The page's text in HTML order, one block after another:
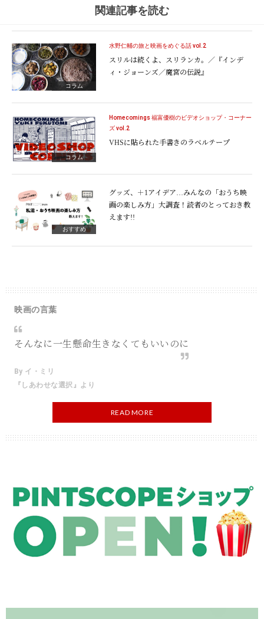
関連記事を読む
コラム
水野仁輔の旅と映画をめぐる話 vol.2
スリルは続くよ、スリランカ。／『インデ
ィ・ジョーンズ／魔宮の伝説』
コラム
Homecomings 福富優樹のビデオショップ・コーナー
ズ vol.2
VHSに貼られた手書きのラベルテープ
おすすめ
グッズ、＋1アイデア…みんなの「おうち映
画の楽しみ方」大調査！読者のとっておき教
えます!!
映画の言葉
そんなに一生懸命生きなくてもいいのに
By イ・ミリ
『しあわせな選択』より
READ MORE